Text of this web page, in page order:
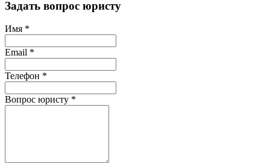
Задать вопрос юристу
Имя *
Email *
Телефон *
Вопрос юристу *